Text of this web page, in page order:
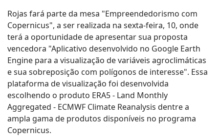
Rojas fará parte da mesa "Empreendedorismo com
Copernicus", a ser realizada na sexta-feira, 10, onde
terá a oportunidade de apresentar sua proposta
vencedora "Aplicativo desenvolvido no Google Earth
Engine para a visualização de variáveis agroclimáticas
e sua sobreposição com polígonos de interesse". Essa
plataforma de visualização foi desenvolvida
escolhendo o produto ERA5 - Land Monthly
Aggregated - ECMWF Climate Reanalysis dentre a
ampla gama de produtos disponíveis no programa
Copernicus.